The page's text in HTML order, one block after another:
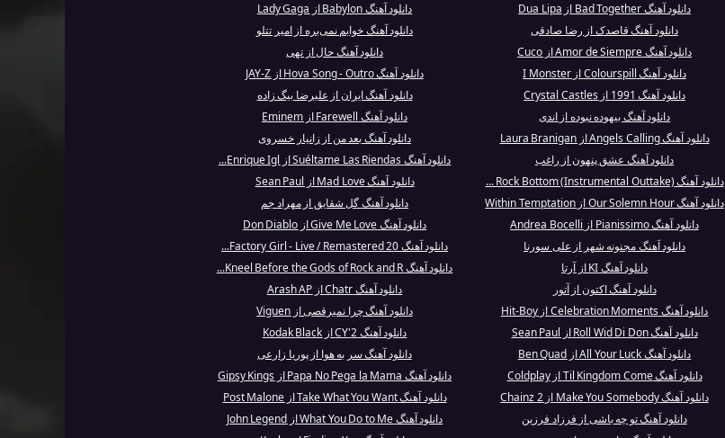
دانلود آهنگ Bad Together از Dua Lipa
دانلود آهنگ Babylon از Lady Gaga
دانلود آهنگ قاصدک از رضا صادقی
دانلود آهنگ خوابم نمی‌بره از امیر تتلو
دانلود آهنگ Amor de Siempre از Cuco
دانلود آهنگ حال از تهی
دانلود آهنگ Colourspill از I Monster
دانلود آهنگ Hova Song - Outro از JAY-Z
دانلود آهنگ 1991 از Crystal Castles
دانلود آهنگ ایران از علیرضا بیگ زاده
دانلود آهنگ بیهوده نبوده از اندی
دانلود آهنگ Farewell از Eminem
دانلود آهنگ Angels Calling از Laura Branigan
دانلود آهنگ بعد من از زانیار خسروی
دانلود آهنگ عشق پنهون از راغب
دانلود آهنگ Suéltame Las Riendas از Enrique Igl...
دانلود آهنگ Rock Bottom (Instrumental Outtake) ...
دانلود آهنگ Mad Love از Sean Paul
دانلود آهنگ Our Solemn Hour از Within Temptation
دانلود آهنگ گل شقایق از مهراد جم
دانلود آهنگ Pianissimo از Andrea Bocelli
دانلود آهنگ Give Me Love از Don Diablo
دانلود آهنگ مجنونه‌ شهر از علی سورنا
دانلود آهنگ Factory Girl - Live / Remastered 20...
دانلود آهنگ KI از آرتا
دانلود آهنگ Kneel Before the Gods of Rock and R...
دانلود آهنگ اکتون از آتور‎
دانلود آهنگ Chatr از Arash AP
دانلود آهنگ Celebration Moments از Hit-Boy
دانلود آهنگ چرا نمیرقصی از Viguen
دانلود آهنگ Roll Wid Di Don از Sean Paul
دانلود آهنگ 2'CY از Kodak Black
دانلود آهنگ All Your Luck از Ben Quad
دانلود آهنگ سر به هوا از پوریا زارعی
دانلود آهنگ Til Kingdom Come از Coldplay
دانلود آهنگ Papa No Pega la Mama از Gipsy Kings
دانلود آهنگ Make You Somebody از 2 Chainz
دانلود آهنگ Take What You Want از Post Malone
دانلود آهنگ تو چه باشی از فرزاد فرزین
دانلود آهنگ What You Do to Me از John Legend